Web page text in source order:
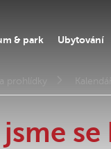
& park Ubytování
prohlídky